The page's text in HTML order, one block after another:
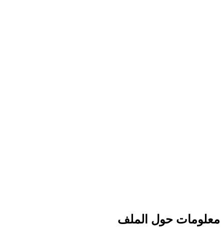
معلومات حول الملف